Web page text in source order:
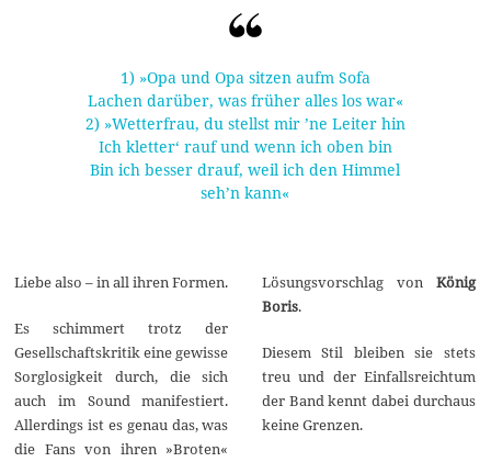
1) »Opa und Opa sitzen aufm Sofa
Lachen darüber, was früher alles los war«
2) »Wetterfrau, du stellst mir ’ne Leiter hin
Ich kletter‘ rauf und wenn ich oben bin
Bin ich besser drauf, weil ich den Himmel
seh’n kann«
Liebe also – in all ihren Formen.
Es schimmert trotz der
Gesellschaftskritik eine gewisse
Sorglosigkeit durch, die sich
auch im Sound manifestiert.
Allerdings ist es genau das, was
die Fans von ihren »Broten«
Lösungsvorschlag von König
Boris.
Diesem Stil bleiben sie stets
treu und der Einfallsreichtum
der Band kennt dabei durchaus
keine Grenzen.